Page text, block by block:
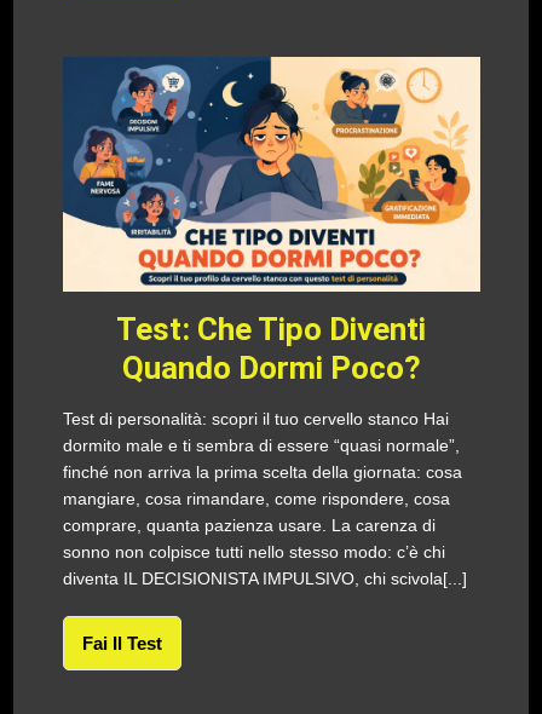
Test: Che Tipo Diventi
Quando Dormi Poco?
Test di personalità: scopri il tuo cervello stanco Hai
dormito male e ti sembra di essere “quasi normale”,
finché non arriva la prima scelta della giornata: cosa
mangiare, cosa rimandare, come rispondere, cosa
comprare, quanta pazienza usare. La carenza di
sonno non colpisce tutti nello stesso modo: c’è chi
diventa IL DECISIONISTA IMPULSIVO, chi scivola[...]
Fai Il Test